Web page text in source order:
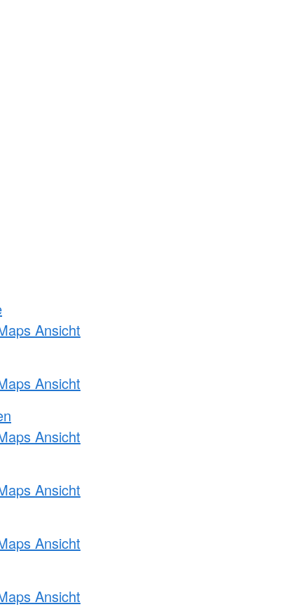
Ansicht
Ansicht
Ansicht
Ansicht
Ansicht
Ansicht